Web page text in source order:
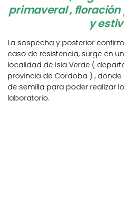
primaveral ,
y
La sospecha y posterior
caso de resistencia, surge en
localidad de Isla Verde (
provincia de Cordoba ) ,
de semilla para poder realizar
laboratorio.